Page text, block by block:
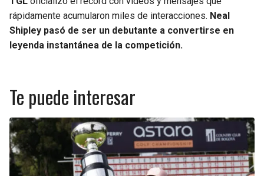
rápidamente acumularon miles de interacciones. Neal
Shipley pasó de ser un debutante a convertirse en
leyenda instantánea de la competición.
Te puede interesar